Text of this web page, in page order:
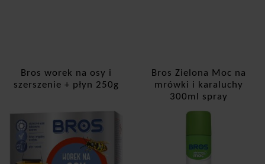
Bros worek na osy i
szerszenie + płyn 250g
Bros Zielona Moc na
mrówki i karaluchy
300ml spray